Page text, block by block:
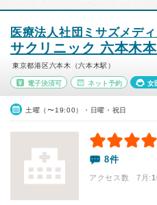
医療法人社団ミサズメデ
サクリニック 六本木
東京都港区六本木（六本木駅）
電子決済可 ネット予約 女
土曜（〜19:00）・日曜・祝日
8件
アクセス数 7月: